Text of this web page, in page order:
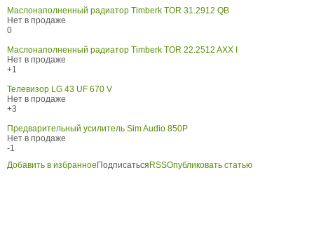
Маслонаполненный радиатор Timberk TOR 31.2912 QB
Нет в продаже
0
Маслонаполненный радиатор Timberk TOR 22.2512 AXX I
Нет в продаже
+1
Телевизор LG 43 UF 670 V
Нет в продаже
+3
Предварительный усилитель Sim Audio 850P
Нет в продаже
-1
Добавить в избранное Подписаться RSSОпубликовать статью